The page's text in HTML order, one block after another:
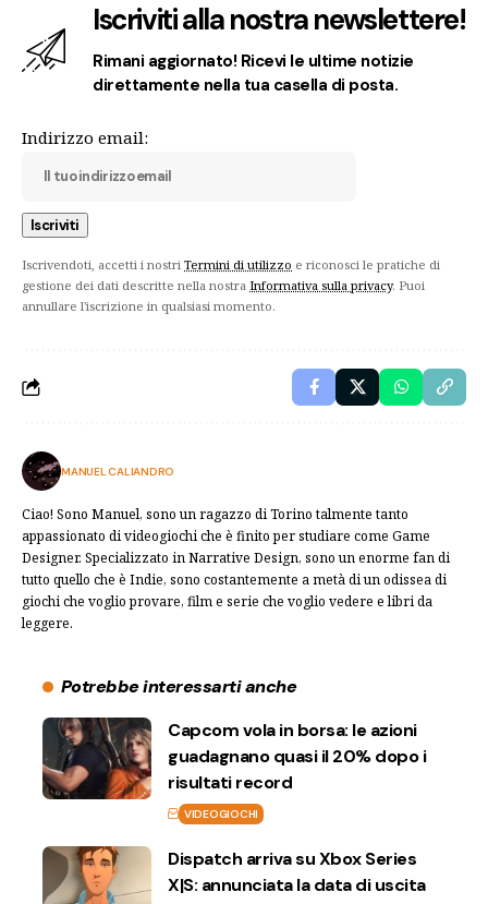
Iscriviti alla nostra newslettere!
Rimani aggiornato! Ricevi le ultime notizie
direttamente nella tua casella di posta.
Indirizzo email:
Iscrivendoti, accetti i nostri Termini di utilizzo e riconosci le pratiche di
gestione dei dati descritte nella nostra Informativa sulla privacy. Puoi
annullare l'iscrizione in qualsiasi momento.
MANUEL CALIANDRO
Ciao! Sono Manuel, sono un ragazzo di Torino talmente tanto
appassionato di videogiochi che è finito per studiare come Game
Designer. Specializzato in Narrative Design, sono un enorme fan di
tutto quello che è Indie, sono costantemente a metà di un odissea di
giochi che voglio provare, film e serie che voglio vedere e libri da
leggere.
Potrebbe interessarti anche
Capcom vola in borsa: le azioni
guadagnano quasi il 20% dopo i
risultati record
VIDEOGIOCHI
Dispatch arriva su Xbox Series
X|S: annunciata la data di uscita